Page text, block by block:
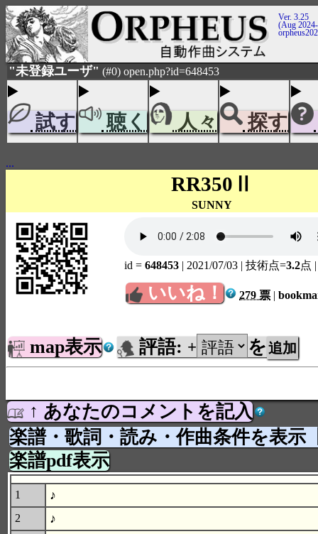
Ver. 3.25
(Aug
"未登録ユーザ" (#0) open.php?id=648453
試す 聴く 人々 探す
...
RR350Ⅱ
SUNNY
id = 648453 | 2021/07/03 | 技術点=3.2点
いいね！ 279 票 |
map表示 評語: + を
↑ あなたのコメントを記入
楽譜・歌詞・読み・作曲条件を表示
楽譜pdf表示
1 ♪
2 ♪